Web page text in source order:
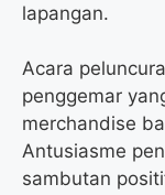
lapangan.
Acara
penggemar
merchandise
Antusiasme
sambutan